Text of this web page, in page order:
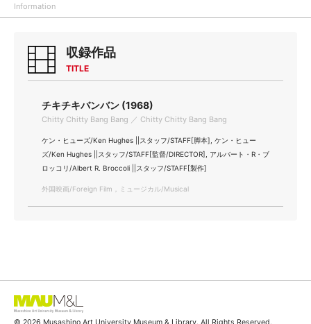
Information
収録作品
TITLE
チキチキバンバン (1968)
Chitty Chitty Bang Bang ／ Chitty Chitty Bang Bang
ケン・ヒューズ/Ken Hughes ||スタッフ/STAFF[脚本], ケン・ヒュー
ズ/Ken Hughes ||スタッフ/STAFF[監督/DIRECTOR], アルバート・R・ブ
ロッコリ/Albert R. Broccoli ||スタッフ/STAFF[製作]
外国映画/Foreign Film，ミュージカル/Musical